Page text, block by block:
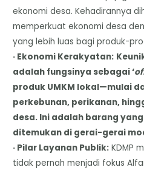
ekonomi desa. Kehadirannya
memperkuat ekonomi desa
yang lebih luas bagi produk-
· Ekonomi Kerakyatan:
adalah fungsinya sebagai ‘
produk UMKM lokal—mulai
perkebunan, perikanan,
desa. Ini adalah barang
ditemukan di gerai-gerai
· Pilar Layanan Publik: KDMP
tidak pernah menjadi fokus